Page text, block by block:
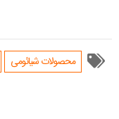
محصولات شیائومی